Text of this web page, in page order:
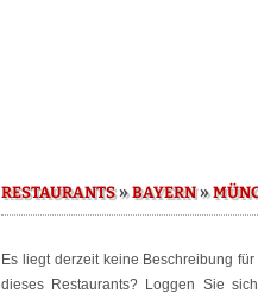
RESTAURANTS»BAYERN»
Es liegt derzeit keine Beschreibung
dieses Restaurants? Loggen Sie